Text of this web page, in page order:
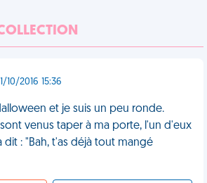
10/2016 15:36
et je suis un peu ronde.
venus taper à ma porte, l'un d'eux
dit : "Bah, t'as déjà tout mangé